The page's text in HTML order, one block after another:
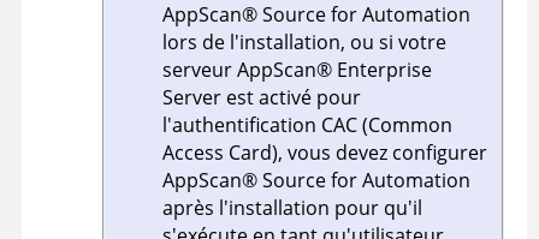
AppScan®Source for Automation
lors de l'installation, ou si votre
serveurAppScan® Enterprise
Server est activé pour
l'authentification CAC (Common
Access Card), vous devez configurer
AppScan®Source for Automation
après l'installation pour qu'il